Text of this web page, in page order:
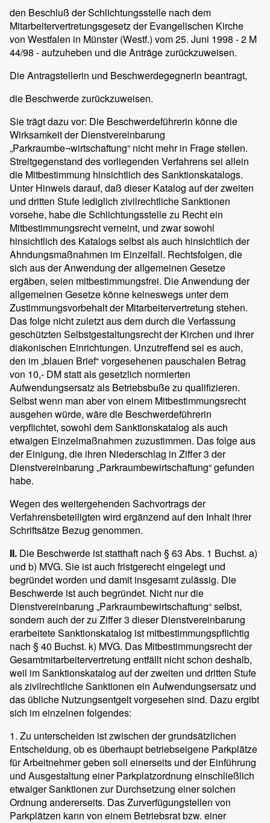
den Beschluß der Schlichtungsstelle nach dem
Mitarbeitervertretungsgesetz der Evangelischen Kirche
von Westfalen in Münster (Westf.) vom 25. Juni 1998 - 2 M
44/98 - aufzuheben und die Anträge zurückzuweisen.
Die Antragstellerin und Beschwerdegegnerin beantragt,
die Beschwerde zurückzuweisen.
Sie trägt dazu vor: Die Beschwerdeführerin könne die
Wirksamkeit der Dienstvereinbarung
„Parkraumbe¬wirtschaftung“ nicht mehr in Frage stellen.
Streitgegenstand des vorliegenden Verfahrens sei allein
die Mitbestimmung hinsichtlich des Sanktionskatalogs.
Unter Hinweis darauf, daß dieser Katalog auf der zweiten
und dritten Stufe lediglich zivilrechtliche Sanktionen
vorsehe, habe die Schlichtungsstelle zu Recht ein
Mitbestimmungsrecht verneint, und zwar sowohl
hinsichtlich des Katalogs selbst als auch hinsichtlich der
Ahndungsmaßnahmen im Einzelfall. Rechtsfolgen, die
sich aus der Anwendung der allgemeinen Gesetze
ergäben, seien mitbestimmungsfrei. Die Anwendung der
allgemeinen Gesetze könne keineswegs unter dem
Zustimmungsvorbehalt der Mitarbeitervertretung stehen.
Das folge nicht zuletzt aus dem durch die Verfassung
geschützten Selbstgestaltungsrecht der Kirchen und ihrer
diakonischen Einrichtungen. Unzutreffend sei es auch,
den im „blauen Brief“ vorgesehenen pauschalen Betrag
von 10,- DM statt als gesetzlich normierten
Aufwendungsersatz als Betriebsbuße zu qualifizieren.
Selbst wenn man aber von einem Mitbestimmungsrecht
ausgehen würde, wäre die Beschwerdeführerin
verpflichtet, sowohl dem Sanktionskatalog als auch
etwaigen Einzelmaßnahmen zuzustimmen. Das folge aus
der Einigung, die ihren Niederschlag in Ziffer 3 der
Dienstvereinbarung „Parkraumbewirtschaftung“ gefunden
habe.
Wegen des weitergehenden Sachvortrags der
Verfahrensbeteiligten wird ergänzend auf den Inhalt ihrer
Schriftsätze Bezug genommen.
II. Die Beschwerde ist statthaft nach § 63 Abs. 1 Buchst. a)
und b) MVG. Sie ist auch fristgerecht eingelegt und
begründet worden und damit insgesamt zulässig. Die
Beschwerde ist auch begründet. Nicht nur die
Dienstvereinbarung „Parkraumbewirtschaftung“ selbst,
sondern auch der zu Ziffer 3 dieser Dienstvereinbarung
erarbeitete Sanktionskatalog ist mitbestimmungspflichtig
nach § 40 Buchst. k) MVG. Das Mitbestimmungsrecht der
Gesamtmitarbeitervertretung entfällt nicht schon deshalb,
weil im Sanktionskatalog auf der zweiten und dritten Stufe
als zivilrechtliche Sanktionen ein Aufwendungsersatz und
das übliche Nutzungsentgelt vorgesehen sind. Dazu ergibt
sich im einzelnen folgendes:
1. Zu unterscheiden ist zwischen der grundsätzlichen
Entscheidung, ob es überhaupt betriebseigene Parkplätze
für Arbeitnehmer geben soll einerseits und der Einführung
und Ausgestaltung einer Parkplatzordnung einschließlich
etwaiger Sanktionen zur Durchsetzung einer solchen
Ordnung andererseits. Das Zurverfügungstellen von
Parkplätzen kann von einem Betriebsrat bzw. einer